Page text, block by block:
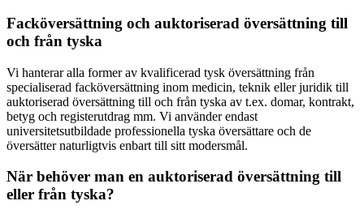
Facköversättning och auktoriserad översättning till
och från tyska
Vi hanterar alla former av kvalificerad tysk översättning från
specialiserad facköversättning inom medicin, teknik eller juridik till
auktoriserad översättning till och från tyska av t.ex. domar, kontrakt,
betyg och registerutdrag mm. Vi använder endast
universitetsutbildade professionella tyska översättare och de
översätter naturligtvis enbart till sitt modersmål.
När behöver man en auktoriserad översättning till
eller från tyska?